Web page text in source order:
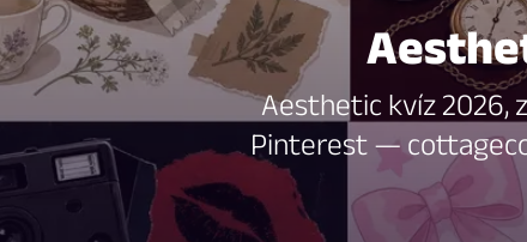
Aesthetic kvíz 2026,
Pinterest —